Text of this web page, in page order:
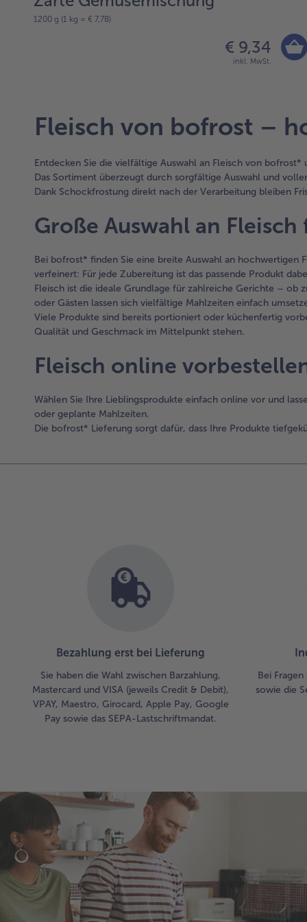
1200 g (1 kg = € 7,78)
€ 9,34
inkl. MwSt.
Fleisch von bofrost –
Entdecken Sie die vielfältige Auswahl an Fleisch von
Das Sortiment überzeugt durch sorgfältige Auswahl und
Dank Schockfrostung direkt nach der Verarbeitung bleiben
Große Auswahl an
Bei bofrost* finden Sie eine breite Auswahl an hochwertigen
verfeinert: Für jede Zubereitung ist das passende Produkt
Fleisch ist die ideale Grundlage für zahlreiche Gerichte – ob
oder Gästen lassen sich vielfältige Mahlzeiten einfach
Viele Produkte sind bereits portioniert oder küchenfertig
Qualität und Geschmack im Mittelpunkt stehen.
Fleisch online
Wählen Sie Ihre Lieblingsprodukte einfach online vor und
oder geplante Mahlzeiten.
Die bofrost* Lieferung sorgt dafür, dass Ihre Produkte
Bezahlung erst bei Lieferung
Sie haben die Wahl zwischen Barzahlung,
Mastercard und VISA (jeweils Credit & Debit),
VPAY, Maestro, Girocard, Apple Pay, Google
Pay sowie das SEPA-Lastschriftmandat.
Bei
sowie die